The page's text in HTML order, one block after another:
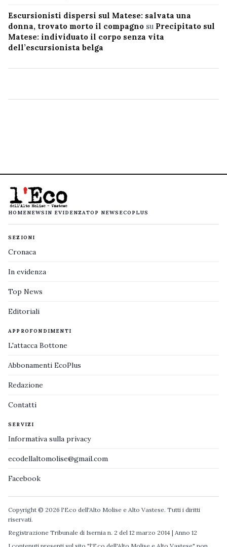
Escursionisti dispersi sul Matese: salvata una
donna, trovato morto il compagno su Precipitato sul
Matese: individuato il corpo senza vita
dell’escursionista belga
HOMENEWS IN EVIDENZATOP NEWS ECOPLUS
SEZIONI
Cronaca
In evidenza
Top News
Editoriali
APPROFONDIMENTI
L'attacca Bottone
Abbonamenti EcoPlus
Redazione
Contatti
SERVIZI
Informativa sulla privacy
ecodellaltomolise@gmail.com
Facebook
Copyright © 2026 l'Eco dell'Alto Molise e Alto Vastese. Tutti i diritti
riservati.
Registrazione Tribunale di Isernia n. 2 del 12 marzo 2014 | Anno 12